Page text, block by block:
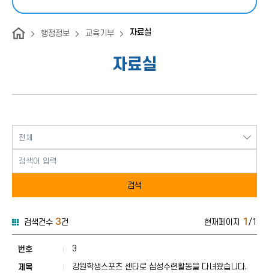
행정정보 교육기부 자료실
자료실
검색
검색건수 3건 현재페이지 1 /1
3
강원학생스포츠 센타로 심성수련활동을 다녀왔습니다.